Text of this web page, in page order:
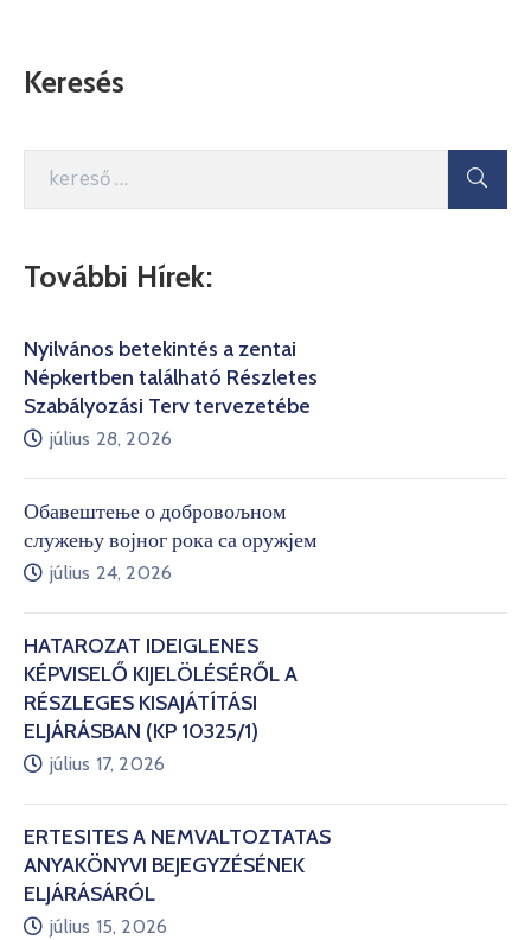
Keresés
További Hírek:
Nyilvános betekintés a zentai
Népkertben található Részletes
Szabályozási Terv tervezetébe
július 28, 2026
Обавештење о добровољном
служењу војног рока са оружјем
július 24, 2026
HATÁROZAT IDEIGLENES
KÉPVISELŐ KIJELÖLÉSÉRŐL A
RÉSZLEGES KISAJÁTÍTÁSI
ELJÁRÁSBAN (KP 10325/1)
július 17, 2026
ÉRTESÍTÉS A NEMVÁLTOZTATÁS
ANYAKÖNYVI BEJEGYZÉSÉNEK
ELJÁRÁSÁRÓL
július 15, 2026